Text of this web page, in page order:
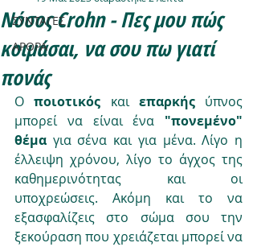
ΣΥΝΤΑΓΕΣ
ΑΡΘΡΑ
Νόσος Crohn - Πες μου πώς
κοιμάσαι, να σου πω γιατί
πονάς
Ο ποιοτικός και επαρκής ύπνος
μπορεί να είναι ένα "πονεμένο"
θέμα για σένα και για μένα. Λίγο η
έλλειψη χρόνου, λίγο το άγχος της
καθημερινότητας και οι
υποχρεώσεις. Ακόμη και το να
εξασφαλίζεις στο σώμα σου την
ξεκούραση που χρειάζεται μπορεί να